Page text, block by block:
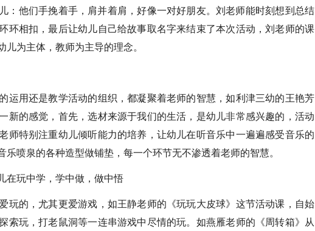
他们手挽着手，肩并着肩，好像一对好朋友。刘老师能时刻想到总结
环相扣，最后让幼儿自己给故事取名字来结束了本次活动，刘老师的课
为主体，教师为主导的理念。
运用还是教学活动的组织，都凝聚着老师的智慧，如利津三幼的王艳芳
新的感觉，首先，选材来源于我们的生活，是幼儿非常感兴趣的，活动
师特别注重幼儿倾听能力的培养，让幼儿在听音乐中一遍遍感受音乐的
喷泉的各种造型做铺垫，每一个环节无不渗透着老师的智慧。
在玩中学，学中做，做中悟
玩的，尤其更爱游戏，如王静老师的《玩玩大皮球》这节活动课，自始
索玩，打老鼠洞等一连串游戏中尽情的玩。如燕雁老师的《周转箱》从